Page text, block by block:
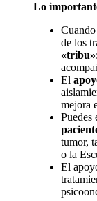
Lo
de los
«tribu»
El
mejora
Puedes
tumor,
o la
El